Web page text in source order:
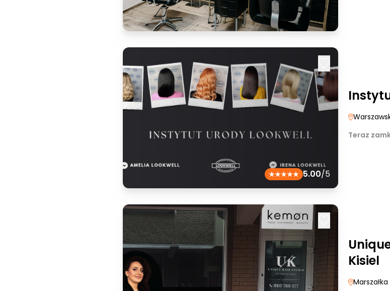
5.00/5
Teraz
Kisiel